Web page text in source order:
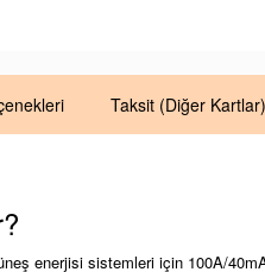
Taksit (Diğer Kartlar)
enerjisi sistemleri için 100A/